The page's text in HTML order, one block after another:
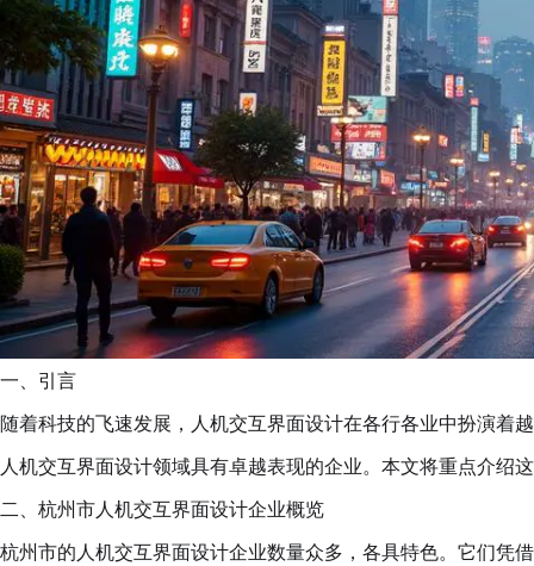
一、引言
随着科技的飞速发展，人机交互界面设计在各行各业中扮演着
人机交互界面设计领域具有卓越表现的企业。本文将重点介绍
二、杭州市人机交互界面设计企业概览
杭州市的人机交互界面设计企业数量众多，各具特色。它们凭